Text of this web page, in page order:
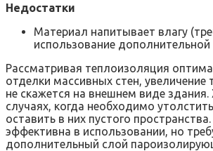
Недостатки
Материал напитывает влагу
использование дополнительной
Рассматривая теплоизоляция
отделки массивных стен,
не скажется на внешнем виде
случаях, когда необходимо
оставить в них пустого
эффективна в использовании, но
дополнительный слой